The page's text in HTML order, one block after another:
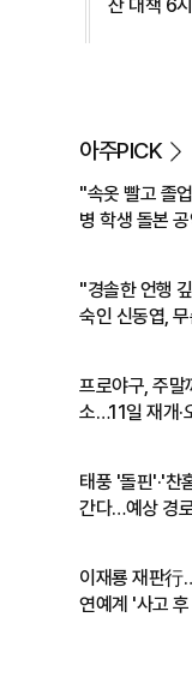
산 대책 6
아주PICK
"속옷 빨고 졸
병 학생 돌본
"경솔한 언행
숙인 신동엽,
프로야구, 주말
소…11일 재개·
태풍 '돌핀'·'찬
간다…예상 경
이재룡 재판行
연예계 '사고